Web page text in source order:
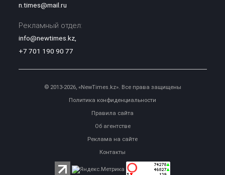
n.times@mail.ru
Рекламный отдел:
info@newtimes.kz,
+7 701 190 90 77
© 2013-2026, «NewTimes.kz». Все права защищены
Политика конфиденциальности
Правила сайта
Об агентстве
Реклама на сайте
Контакты